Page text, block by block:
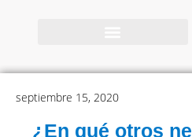
septiembre 15, 2020
¿En qué otros